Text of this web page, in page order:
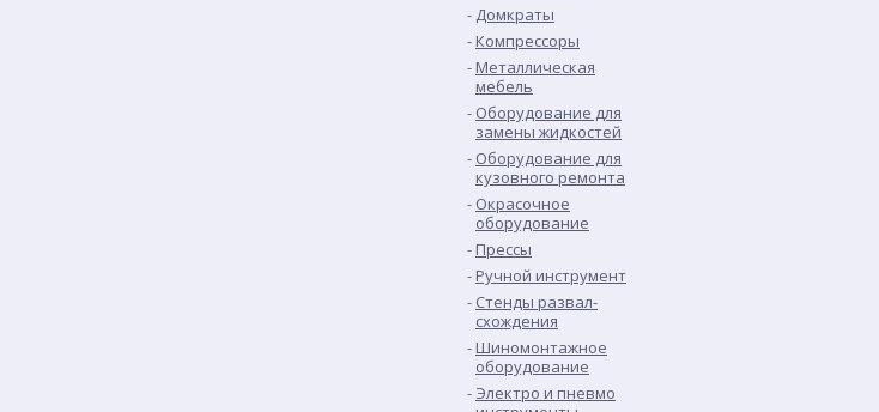
Домкраты
Компрессоры
Металлическая
мебель
Оборудование для
замены жидкостей
Оборудование для
кузовного ремонта
Окрасочное
оборудование
Прессы
Ручной инструмент
Стенды развал-
схождения
Шиномонтажное
оборудование
Электро и пневмо